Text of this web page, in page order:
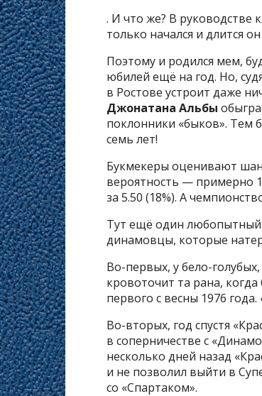
. И что же? В руководстве
только начался и длится
Поэтому и родился мем,
юбилей ещё на год. Но,
в Ростове устроит даже
Джонатана Альбы
поклонники «быков». Тем
семь лет!
Букмекеры оценивают
вероятность — примерно
за 5.50 (18%). А
Тут ещё один любопытный
динамовцы, которые
Во-первых, у бело-
кровоточит та рана,
первого с весны 1976
Во-вторых, год спустя
в соперничестве с
несколько дней назад
и не позволил выйти в
со «Спартаком».